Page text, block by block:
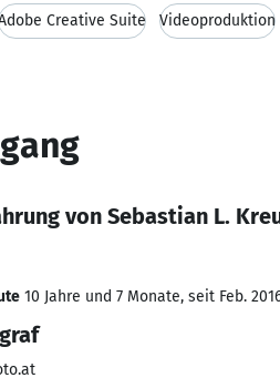
Creative Suite Videoproduktion
von Sebastian L.
10 Jahre und 7 Monate, seit Feb.